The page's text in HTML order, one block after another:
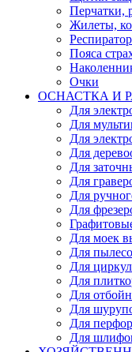
Перчатки,
Жилеты,
Пояса
Очки
ОСНАСТКА И
Для
Для
Для
Для
Для
Для
Для
Для
Для моек
Для
Для
Для
Для
Для
Для
Для